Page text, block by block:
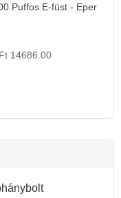
Puffos E-füst - Eper
Ft 14686.00